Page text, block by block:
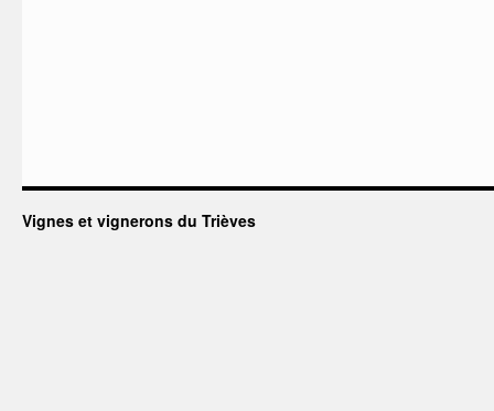
Vignes et vignerons du Trièves